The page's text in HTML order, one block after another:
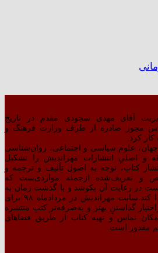
آقای مهدی سجودی مقدم در تاریخ
سال ۱۳۷۷ بر اساس مجوز صادره از طرف وزارت فرهنگ و
کرد.
جهان، علوم سیاسی و اجتماعی، روان‌شناسی
و اصلیِ انتشارات مهراندیش را تشکیل
کتاب،‌ توجه به اصول تألیف و ترجمه و
و تعریف‌شده ازجمله مواردی‌ست که
در رعایت آن بکوشد و با گذشت زمان به
استاندارهای بالاتری دست پیدا کند.سایت مهراندیش در مردادماه ۹۸ برای
گذاشتنِ بهتر و به‌صرفه‌تر کتبِ منتشره
تماس و تهیه کتاب از طریق فضاهای
هم مقدور است.